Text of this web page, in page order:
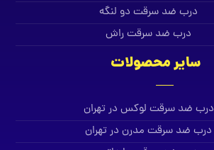
درب ضد سرقت دو لنگه
درب ضد سرقت راش
سایر محصولات
درب ضد سرقت لوکس در تهران
درب ضد سرقت مدرن در تهران